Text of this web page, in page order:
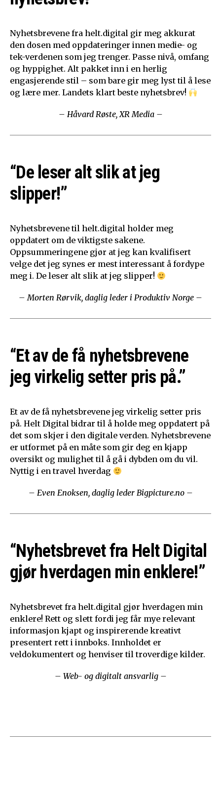
Nyhetsbrevene fra helt.digital gir meg akkurat
den dosen med oppdateringer innen medie- og
tek-verdenen som jeg trenger. Passe nivå, omfang
og hyppighet. Alt pakket inn i en herlig
engasjerende stil – som bare gir meg lyst til å lese
og lære mer. Landets klart beste nyhetsbrev!
– Håvard Røste, XR Media –
“De leser alt slik at jeg
slipper!”
Nyhetsbrevene til helt.digital holder meg
oppdatert om de viktigste sakene.
Oppsummeringene gjør at jeg kan kvalifisert
velge det jeg synes er mest interessant å fordype
meg i. De leser alt slik at jeg slipper!
– Morten Rørvik, daglig leder i Produktiv Norge –
“Et av de få nyhetsbrevene
jeg virkelig setter pris på.”
Et av de få nyhetsbrevene jeg virkelig setter pris
på. Helt Digital bidrar til å holde meg oppdatert på
det som skjer i den digitale verden. Nyhetsbrevene
er utformet på en måte som gir deg en kjapp
oversikt og mulighet til å gå i dybden om du vil.
Nyttig i en travel hverdag
– Even Enoksen, daglig leder Bigpicture.no –
“Nyhetsbrevet fra Helt Digital
gjør hverdagen min enklere!”
Nyhetsbrevet fra helt.digital gjør hverdagen min
enklere! Rett og slett fordi jeg får mye relevant
informasjon kjapt og inspirerende kreativt
presentert rett i innboks. Innholdet er
veldokumentert og henviser til troverdige kilder.
– Web- og digitalt ansvarlig –